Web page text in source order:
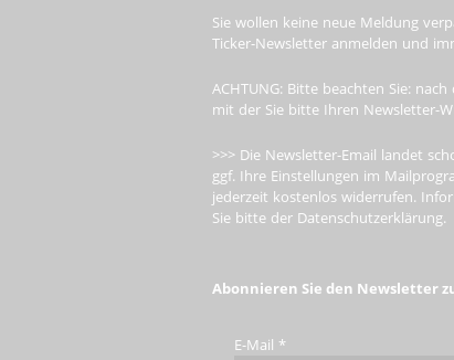
Sie wollen keine neue Meldung
Ticker-Newsletter anmelden und
ACHTUNG: Bitte beachten Sie:
mit der Sie bitte Ihren Newsletter-
>>> Die Newsletter-Email landet
ggf. Ihre Einstellungen im
jederzeit kostenlos widerrufen.
Sie bitte der Datenschutzerklärung.
Abonnieren Sie den Newsletter
E-Mail *